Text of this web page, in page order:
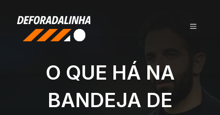
conteúdo
MENU
O QUE HÁ NA
BANDEJA DE